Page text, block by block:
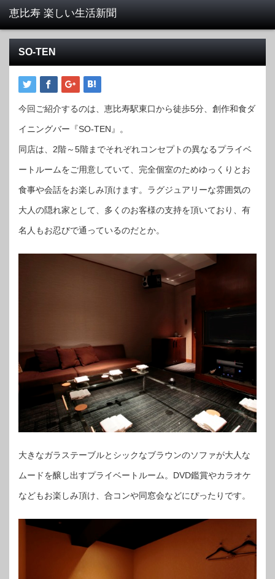
SO-TEN
今回ご紹介するのは、恵比寿駅東口から徒歩5分、創作和食ダ
イニングバー『SO-TEN』。
同店は、2階～5階までそれぞれコンセプトの異なるプライベ
ートルームをご用意していて、完全個室のためゆっくりとお
食事や会話をお楽しみ頂けます。ラグジュアリーな雰囲気の
大人の隠れ家として、多くのお客様の支持を頂いており、有
名人もお忍びで通っているのだとか。
大きなガラステーブルとシックなブラウンのソファが大人な
ムードを醸し出すプライベートルーム。DVD鑑賞やカラオケ
などもお楽しみ頂け、合コンや同窓会などにぴったりです。